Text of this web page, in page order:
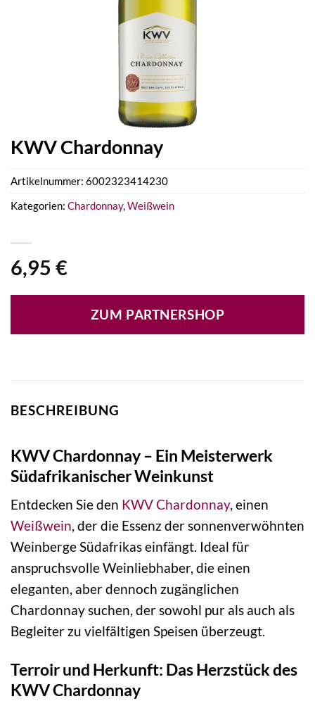
KWV Chardonnay
6,95 €
ZUM PARTNERSHOP
Artikelnummer: 6002323414230
Kategorien: Chardonnay,Weißwein
BESCHREIBUNG
KWV Chardonnay – Ein Meisterwerk
Südafrikanischer Weinkunst
Entdecken Sie den KWVChardonnay, einen
Weißwein, der die Essenz der sonnenverwöhnten
Weinberge Südafrikas einfängt. Ideal für
anspruchsvolle Weinliebhaber, die einen
eleganten, aber dennoch zugänglichen
Chardonnay suchen, der sowohl pur als auch als
Begleiter zu vielfältigen Speisen überzeugt.
Terroir und Herkunft: Das Herzstück des
KWV Chardonnay